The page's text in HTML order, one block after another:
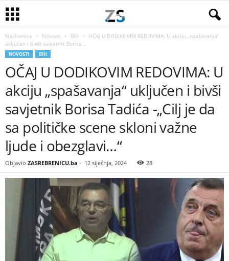
Naslovnica Novosti BiH
OČAJ U DODIKOVIM REDOVIMA: U akciju „spašavanja“
uključen i bivši savjetnik Borisa...
NOVOSTI BIH
OČAJ U DODIKOVIM REDOVIMA: U
akciju „spašavanja“ uključen i bivši
savjetnik Borisa Tadića -„Cilj je da
sa političke scene skloni važne
ljude i obezglavi…“
Objavio ZASREBRENICU.ba - 12 siječnja, 2024 28